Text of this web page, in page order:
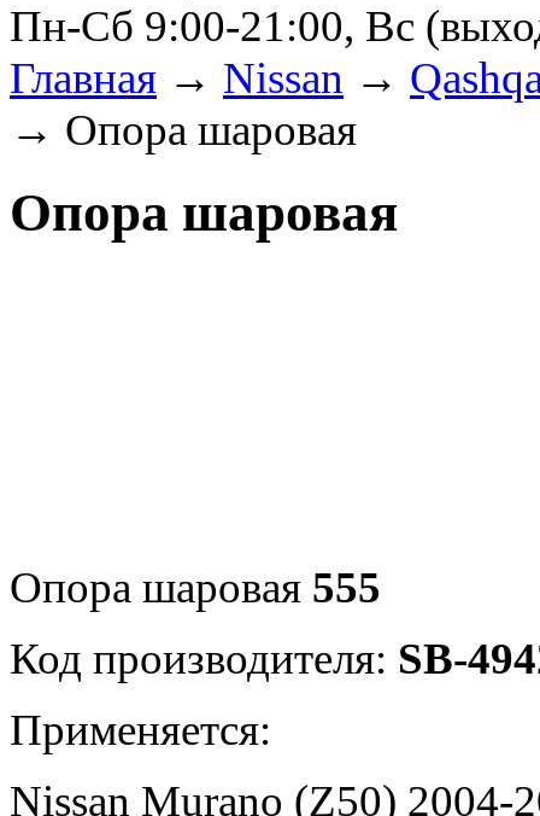
Пн-Сб 9:00-21:00, Вс
Главная → Nissan →
→ Опора шаровая
Опора шаровая
Опора шаровая 555
Код производителя: SB-
Применяется:
Nissan Murano (Z50) 2004-